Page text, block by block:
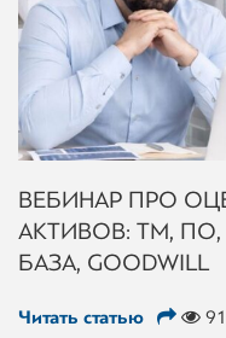
ВЕБИНАР ПРО
АКТИВОВ: ТМ,
БАЗА, GOODWILL
Читать статью 91